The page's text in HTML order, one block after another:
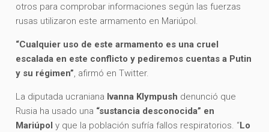
otros para comprobar informaciones según las fuerzas
rusas utilizaron este armamento en Mariúpol.
“Cualquier uso de este armamento es una cruel
escalada en este conflicto y pediremos cuentas a Putin
y su régimen”, afirmó en Twitter.
La diputada ucraniana Ivanna Klympush denunció que
Rusia ha usado una “sustancia desconocida” en
Mariúpoly que la población sufría fallos respiratorios. “Lo